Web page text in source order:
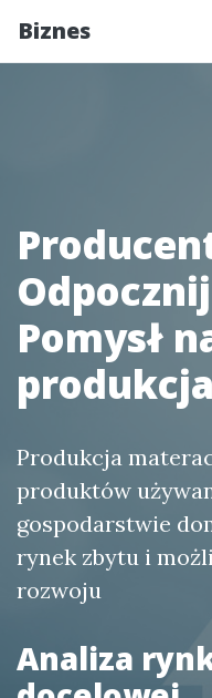
Biznes
Pomysł
Produkcja
produktów
gospodarstwie
rynek zbytu i
rozwoju
Analiza